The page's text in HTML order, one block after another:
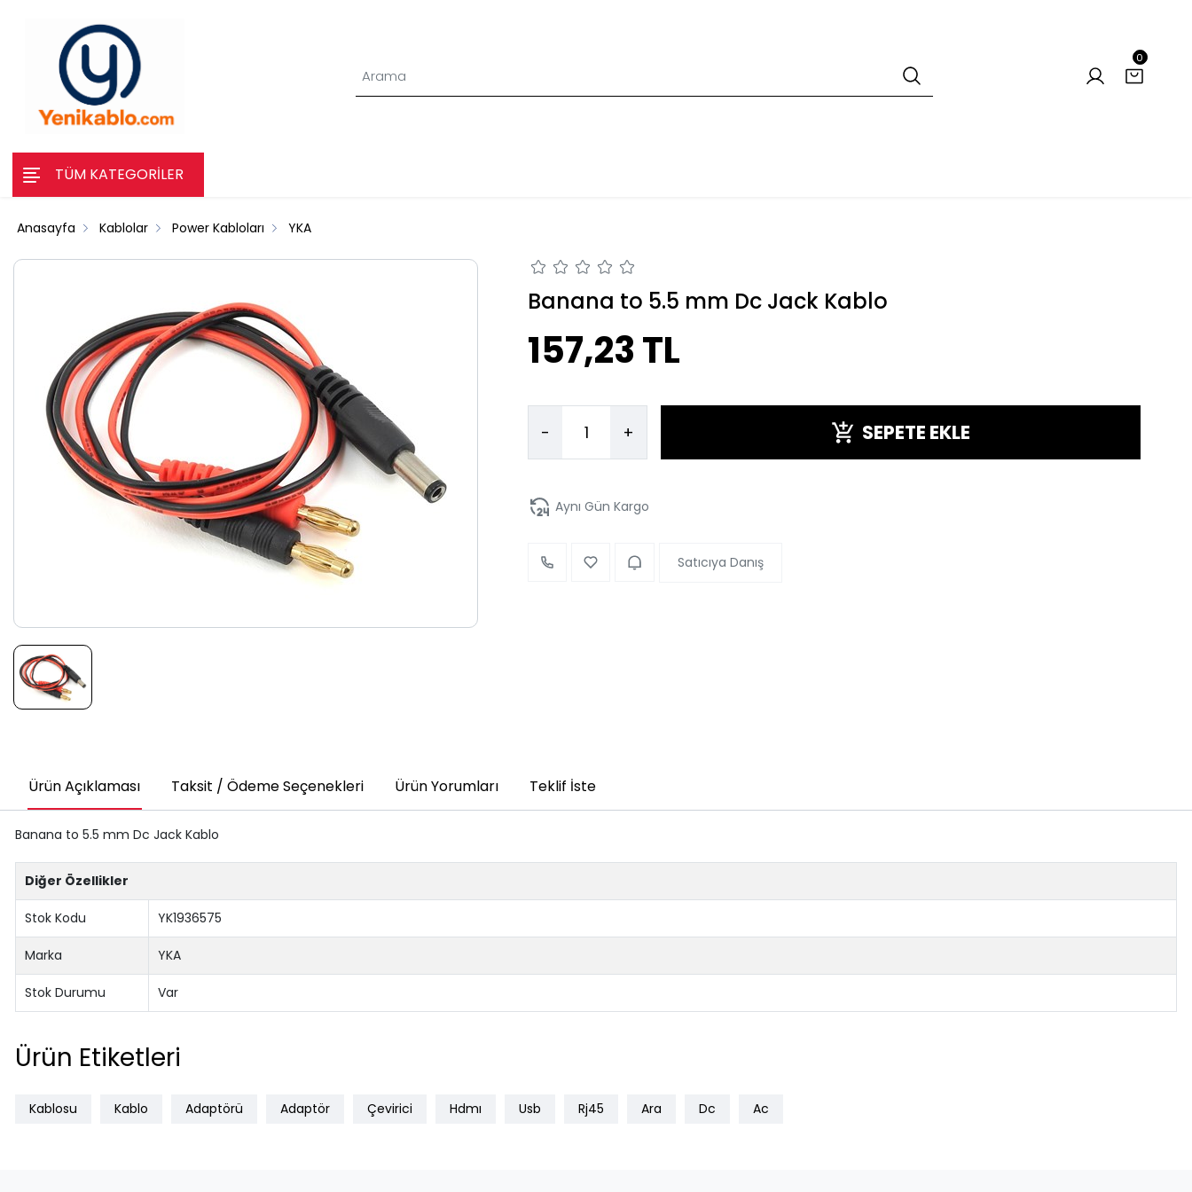
0
TÜM KATEGORİLER
Anasayfa Kablolar Power Kabloları YKA
Banana to 5.5 mm Dc Jack Kablo
157,23 TL
- + SEPETE EKLE
Aynı Gün Kargo
Satıcıya Danış
Ürün Açıklaması Taksit / Ödeme Seçenekleri Ürün Yorumları Teklif İste
Banana to 5.5 mm Dc Jack Kablo
Diğer Özellikler
Stok Kodu YK1936575
Marka YKA
Stok Durumu Var
Ürün Etiketleri
Kablosu Kablo Adaptörü Adaptör Çevirici Hdmı Usb Rj45 Ara Dc Ac